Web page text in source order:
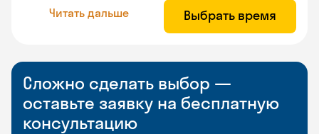
Читать дальше Выбрать время
Сложно сделать выбор —
оставьте заявку на бесплатную
консультацию